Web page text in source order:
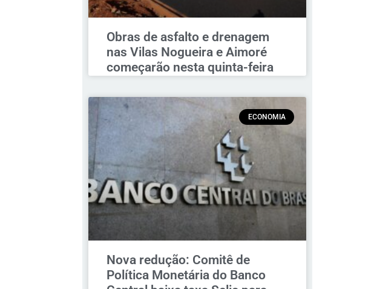
Obras de asfalto e drenagem
nas Vilas Nogueira e Aimoré
começarão nesta quinta-feira
ECONOMIA
Nova redução: Comitê de
Política Monetária do Banco